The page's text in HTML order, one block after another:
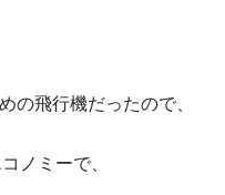
の飛行機だったので、
ノミーで、